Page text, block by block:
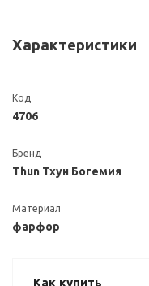
Характеристики
Код
4706
Бренд
Thun Тхун Богемия
Материал
фарфор
Как купить